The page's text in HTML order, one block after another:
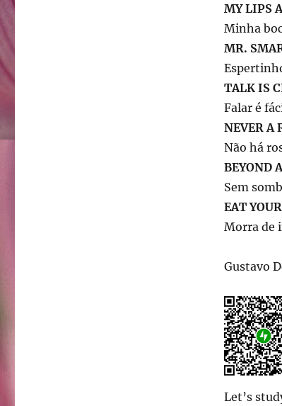
MY LIPS
Minha
MR.
TALK IS
Falar é
NEVER A
Não há
BEYOND
Sem
EAT
Morra de
Gustavo
Let’s